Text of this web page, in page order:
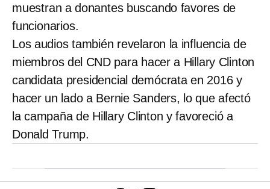
muestran a donantes buscando favores de
funcionarios.
Los audios también revelaron la influencia de
miembros del CND para hacer a Hillary Clinton
candidata presidencial demócrata en 2016 y
hacer un lado a Bernie Sanders, lo que afectó
la campaña de Hillary Clinton y favoreció a
Donald Trump.